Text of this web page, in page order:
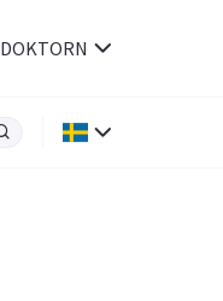
DOKTORN